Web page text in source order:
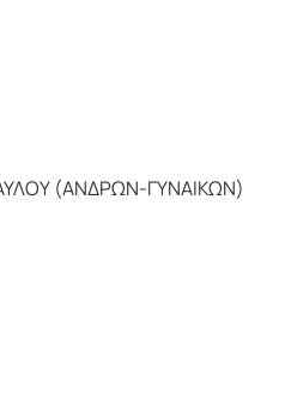
(ΑΝΔΡΩΝ-ΓΥΝΑΙΚΩΝ)